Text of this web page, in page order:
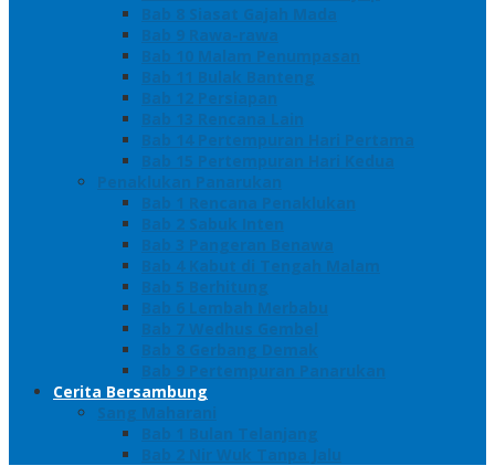
Bab 8 Siasat Gajah Mada
Bab 9 Rawa-rawa
Bab 10 Malam Penumpasan
Bab 11 Bulak Banteng
Bab 12 Persiapan
Bab 13 Rencana Lain
Bab 14 Pertempuran Hari Pertama
Bab 15 Pertempuran Hari Kedua
Penaklukan Panarukan
Bab 1 Rencana Penaklukan
Bab 2 Sabuk Inten
Bab 3 Pangeran Benawa
Bab 4 Kabut di Tengah Malam
Bab 5 Berhitung
Bab 6 Lembah Merbabu
Bab 7 Wedhus Gembel
Bab 8 Gerbang Demak
Bab 9 Pertempuran Panarukan
Cerita Bersambung
Sang Maharani
Bab 1 Bulan Telanjang
Bab 2 Nir Wuk Tanpa Jalu